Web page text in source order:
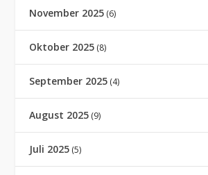
November 2025 (6)
Oktober 2025 (8)
September 2025 (4)
August 2025 (9)
Juli 2025 (5)